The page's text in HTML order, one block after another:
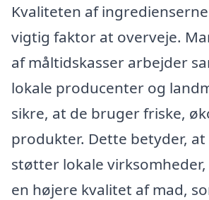
Kvaliteten af
vigtig faktor at overveje.
af måltidskasser arbejder
lokale producenter og
sikre, at de bruger friske,
produkter. Dette betyder,
støtter lokale
en højere kvalitet af mad,